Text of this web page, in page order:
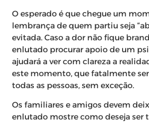
O esperado é que chegue um
lembrança de quem partiu seja
evitada. Caso a dor não fique
enlutado procurar apoio de um
ajudará a ver com clareza a
este momento, que fatalmente
todas as pessoas, sem exceção.
Os familiares e amigos devem
enlutado mostre como deseja ser